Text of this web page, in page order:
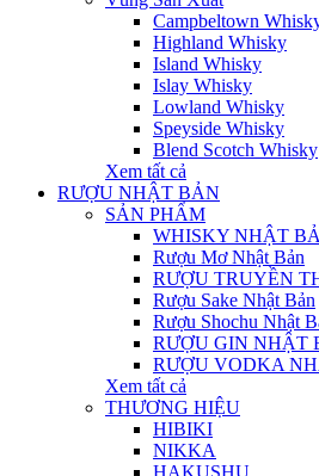
Campbeltown
Highland Whisky
Island Whisky
Islay Whisky
Lowland Whisky
Speyside Whisky
Blend Scotch Whisky
Xem tất cả
RƯỢU NHẬT BẢN
SẢN PHẨM
WHISKY NHẬT
Rượu Mơ Nhật Bản
RƯỢU TRUYỀN
Rượu Sake Nhật Bản
Rượu Shochu Nhật
RƯỢU GIN NHẬT
RƯỢU VODKA
Xem tất cả
THƯƠNG HIỆU
HIBIKI
NIKKA
HAKUSHU